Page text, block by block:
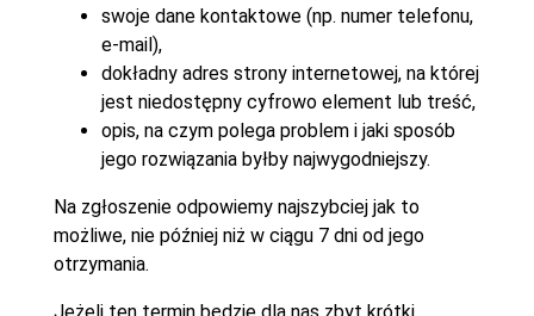
swoje dane kontaktowe (np. numer telefonu,
e-mail),
dokładny adres strony internetowej, na której
jest niedostępny cyfrowo element lub treść,
opis, na czym polega problem i jaki sposób
jego rozwiązania byłby najwygodniejszy.
Na zgłoszenie odpowiemy najszybciej jak to
możliwe, nie później niż w ciągu 7 dni od jego
otrzymania.